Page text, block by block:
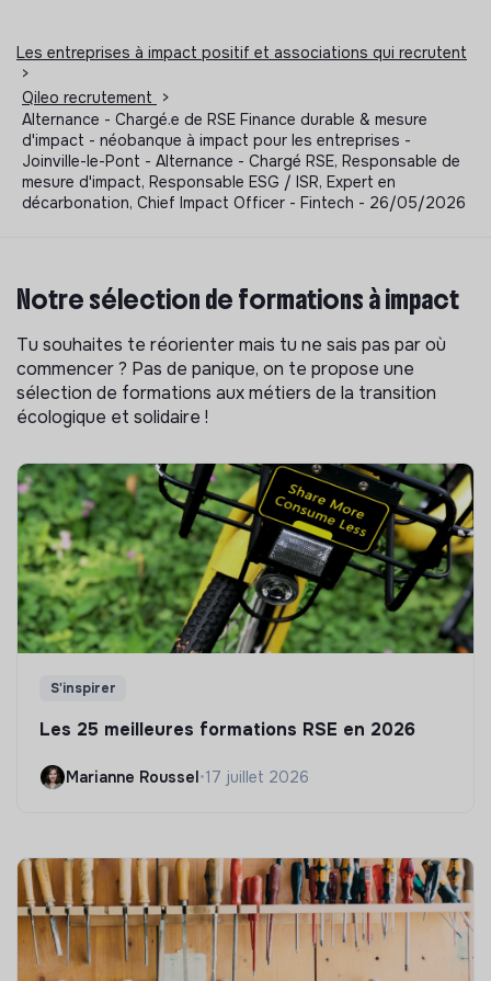
Les entreprises à impact positif et associations qui recrutent
>
Qileo recrutement
>
Alternance - Chargé.e de RSE Finance durable & mesure
d'impact - néobanque à impact pour les entreprises -
Joinville-le-Pont - Alternance - Chargé RSE, Responsable de
mesure d'impact, Responsable ESG / ISR, Expert en
décarbonation, Chief Impact Officer - Fintech - 26/05/2026
Notre sélection de formations à impact
Tu souhaites te réorienter mais tu ne sais pas par où
commencer ? Pas de panique, on te propose une
sélection de formations aux métiers de la transition
écologique et solidaire !
S'inspirer
Les 25 meilleures formations RSE en 2026
Marianne Roussel•17 juillet 2026